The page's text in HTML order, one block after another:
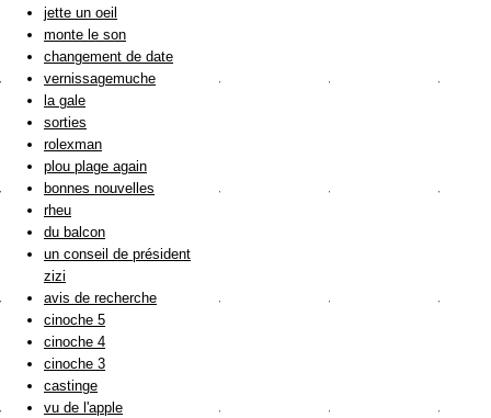
jette un oeil
monte le son
changement de date
vernissagemuche
la gale
sorties
rolexman
plou plage again
bonnes nouvelles
rheu
du balcon
un conseil de président
zizi
avis de recherche
cinoche 5
cinoche 4
cinoche 3
castinge
vu de l'apple